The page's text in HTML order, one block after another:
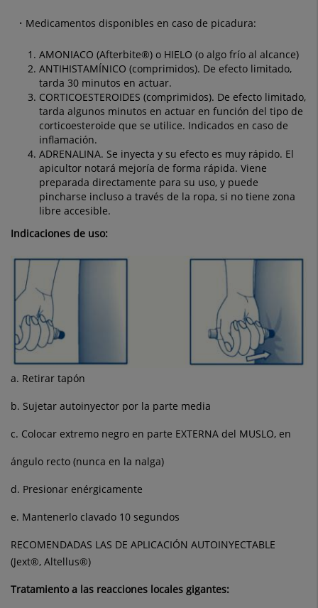
Medicamentos disponibles en caso de picadura:
AMONIACO (Afterbite®) o HIELO (o algo frío al alcance)
ANTIHISTAMÍNICO (comprimidos). De efecto limitado,
tarda 30 minutos en actuar.
CORTICOESTEROIDES (comprimidos). De efecto limitado,
tarda algunos minutos en actuar en función del tipo de
corticoesteroide que se utilice. Indicados en caso de
inflamación.
ADRENALINA. Se inyecta y su efecto es muy rápido. El
apicultor notará mejoría de forma rápida. Viene
preparada directamente para su uso, y puede
pincharse incluso a través de la ropa, si no tiene zona
libre accesible.
Indicaciones de uso:
a. Retirar tapón
b. Sujetar autoinyector por la parte media
c. Colocar extremo negro en parte EXTERNA del MUSLO, en
ángulo recto (nunca en la nalga)
d. Presionar enérgicamente
e. Mantenerlo clavado 10 segundos
RECOMENDADAS LAS DE APLICACIÓN AUTOINYECTABLE
(Jext®, Altellus®)
Tratamiento a las reacciones locales gigantes: